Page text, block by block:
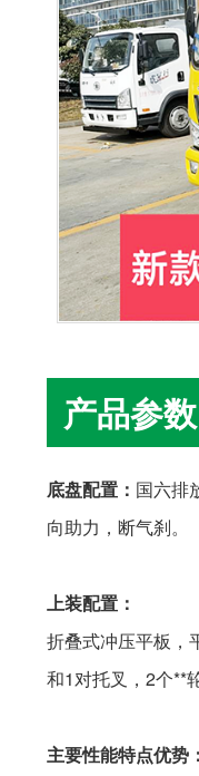
产品参数
底盘配置： 国六排
向助力，断气刹。
上装配置：
折叠式冲压平板，
和1对托叉，2个**
主要性能特点优势：